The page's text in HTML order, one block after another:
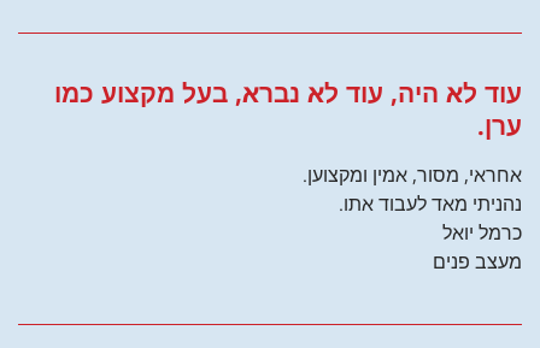
עוד לא היה, עוד לא נברא, בעל מקצוע כמו
ערן.
אחראי, מסור, אמין ומקצוען.
נהניתי מאד לעבוד אתו.
כרמל יואל
מעצב פנים